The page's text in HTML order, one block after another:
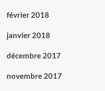
février 2018
janvier 2018
décembre 2017
novembre 2017